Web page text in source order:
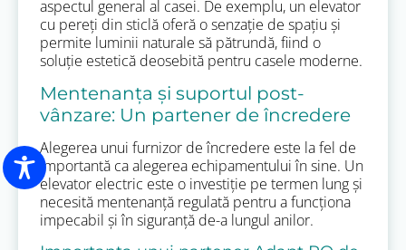
aspectul general al casei. De exemplu, un elevator
cu pereți din sticlă oferă o senzație de spațiu și
permite luminii naturale să pătrundă, fiind o
soluție estetică deosebită pentru casele moderne.
Mentenanța și suportul post-
vânzare: Un partener de încredere
Alegerea unui furnizor de încredere este la fel de
importantă ca alegerea echipamentului în sine. Un
elevator electric este o investiție pe termen lung și
necesită mentenanță regulată pentru a funcționa
impecabil și în siguranță de-a lungul anilor.